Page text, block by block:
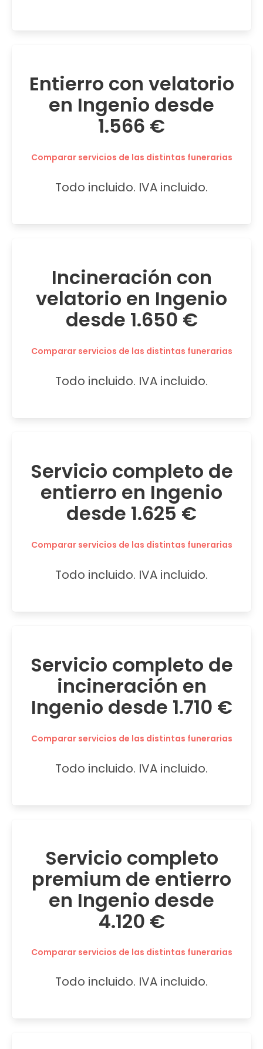
Entierro con velatorio
en Ingenio desde
1.566 €
Comparar servicios de las distintas funerarias
Todo incluido. IVA incluido.
Incineración con
velatorio en Ingenio
desde 1.650 €
Comparar servicios de las distintas funerarias
Todo incluido. IVA incluido.
Servicio completo de
entierro en Ingenio
desde 1.625 €
Comparar servicios de las distintas funerarias
Todo incluido. IVA incluido.
Servicio completo de
incineración en
Ingenio desde 1.710 €
Comparar servicios de las distintas funerarias
Todo incluido. IVA incluido.
Servicio completo
premium de entierro
en Ingenio desde
4.120 €
Comparar servicios de las distintas funerarias
Todo incluido. IVA incluido.